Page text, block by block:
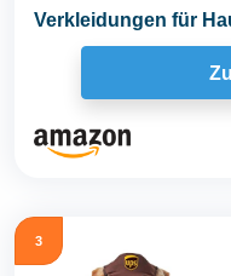
Verkleidungen für
Kostüm...
3